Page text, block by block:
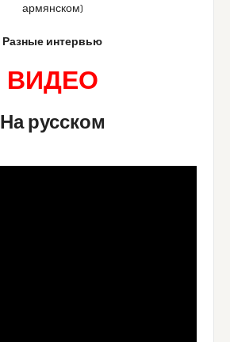
армянском)
Разные интервью
ВИДЕО
На русском